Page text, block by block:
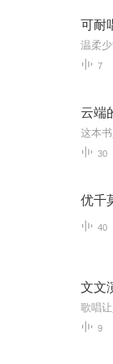
可耐
7
云端
30
优千
40
文文
歌唱
9